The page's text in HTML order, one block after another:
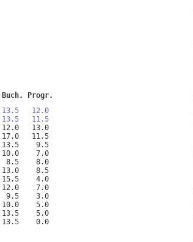
Progr.
12.0
11.5
13.0
11.5
9.5
7.0
8.5    8.0
13.0    8.5
15.5    4.0
12.0    7.0
9.5    3.0
5.0
13.5    5.0
0.0